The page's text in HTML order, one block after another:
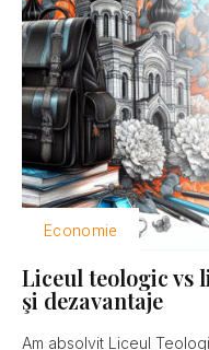
Economie
Liceul teologic vs
şi dezavantaje
Am absolvit Liceul